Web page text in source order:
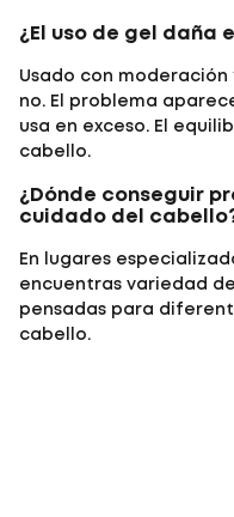
¿El uso de gel daña
Usado con
no. El problema
usa en exceso. El
cabello.
¿Dónde conseguir
cuidado del
En lugares
encuentras variedad
pensadas para
cabello.